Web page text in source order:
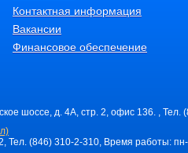
Контактная информация
Вакансии
Финансовое обеспечение
шоссе, д. 4А, стр. 2, офис 136. ,
Тел. (846) 310-2-310, Время работы: